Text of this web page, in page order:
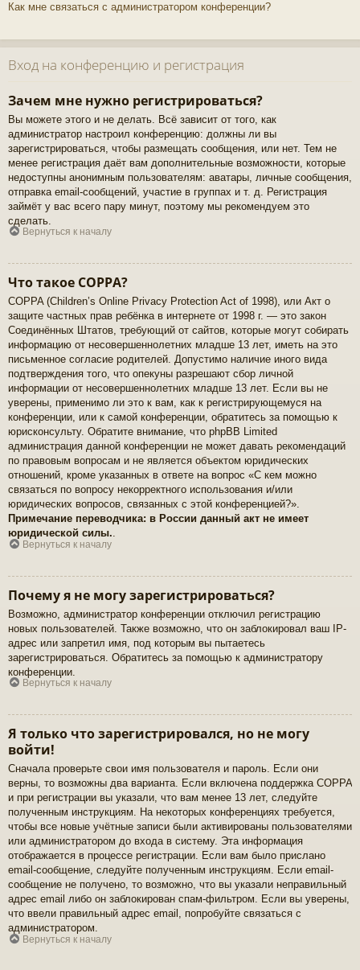
Как мне связаться с администратором конференции?
Вход на конференцию и регистрация
Зачем мне нужно регистрироваться?
Вы можете этого и не делать. Всё зависит от того, как
администратор настроил конференцию: должны ли вы
зарегистрироваться, чтобы размещать сообщения, или нет. Тем не
менее регистрация даёт вам дополнительные возможности, которые
недоступны анонимным пользователям: аватары, личные сообщения,
отправка email-сообщений, участие в группах и т. д. Регистрация
займёт у вас всего пару минут, поэтому мы рекомендуем это
сделать.
Вернуться к началу
Что такое COPPA?
COPPA (Children’s Online Privacy Protection Act of 1998), или Акт о
защите частных прав ребёнка в интернете от 1998 г. — это закон
Соединённых Штатов, требующий от сайтов, которые могут собирать
информацию от несовершеннолетних младше 13 лет, иметь на это
письменное согласие родителей. Допустимо наличие иного вида
подтверждения того, что опекуны разрешают сбор личной
информации от несовершеннолетних младше 13 лет. Если вы не
уверены, применимо ли это к вам, как к регистрирующемуся на
конференции, или к самой конференции, обратитесь за помощью к
юрисконсульту. Обратите внимание, что phpBB Limited
администрация данной конференции не может давать рекомендаций
по правовым вопросам и не является объектом юридических
отношений, кроме указанных в ответе на вопрос «С кем можно
связаться по вопросу некорректного использования и/или
юридических вопросов, связанных с этой конференцией?».
Примечание переводчика: в России данный акт не имеет
юридической силы..
Вернуться к началу
Почему я не могу зарегистрироваться?
Возможно, администратор конференции отключил регистрацию
новых пользователей. Также возможно, что он заблокировал ваш IP-
адрес или запретил имя, под которым вы пытаетесь
зарегистрироваться. Обратитесь за помощью к администратору
конференции.
Вернуться к началу
Я только что зарегистрировался, но не могу
войти!
Сначала проверьте свои имя пользователя и пароль. Если они
верны, то возможны два варианта. Если включена поддержка COPPA
и при регистрации вы указали, что вам менее 13 лет, следуйте
полученным инструкциям. На некоторых конференциях требуется,
чтобы все новые учётные записи были активированы пользователями
или администратором до входа в систему. Эта информация
отображается в процессе регистрации. Если вам было прислано
email-сообщение, следуйте полученным инструкциям. Если email-
сообщение не получено, то возможно, что вы указали неправильный
адрес email либо он заблокирован спам-фильтром. Если вы уверены,
что ввели правильный адрес email, попробуйте связаться с
администратором.
Вернуться к началу